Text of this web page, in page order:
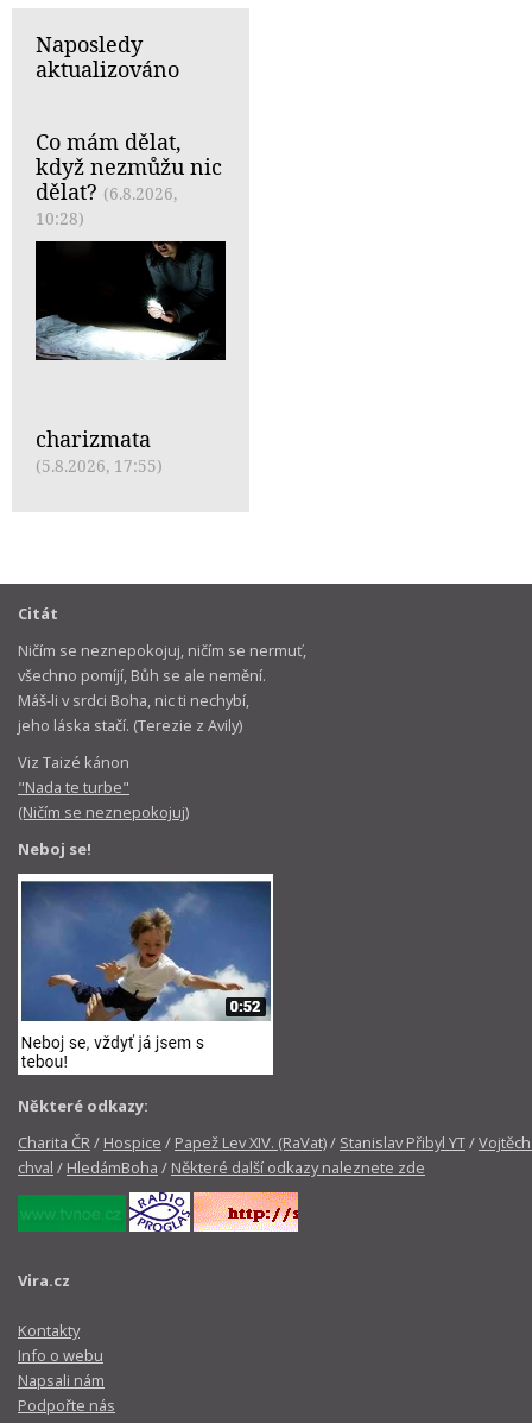
Naposledy
aktualizováno
Co mám dělat,
když nezmůžu nic
dělat? (6.8.2026,
10:28)
charizmata
(5.8.2026, 17:55)
Citát
Ničím se neznepokojuj, ničím se nermuť,
všechno pomíjí, Bůh se ale nemění.
Máš-li v srdci Boha, nic ti nechybí,
jeho láska stačí. (Terezie z Avily)
Viz Taizé kánon
"Nada te turbe"
(Ničím se neznepokojuj)
Neboj se!
Některé odkazy:
Charita ČR/ Hospice / Papež Lev XIV. (RaVat)/ Stanislav Přibyl YT/
chval / HledámBoha / Některé další odkazy naleznete zde
Vira.cz
Kontakty
Info o webu
Napsali nám
Podpořte nás